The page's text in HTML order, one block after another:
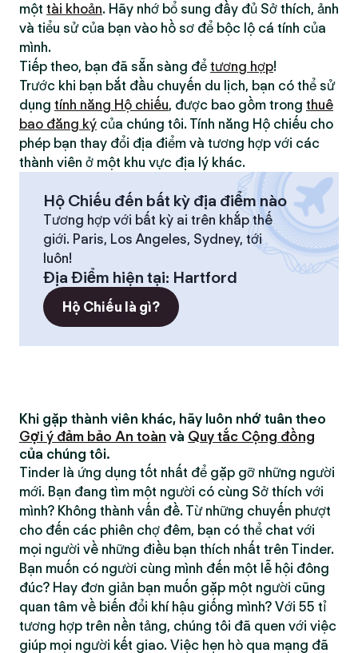
một tài khoản. Hãy nhớ bổ sung đầy đủ Sở thích, ảnh
và tiểu sử của bạn vào hồ sơ để bộc lộ cá tính của
mình.
Tiếp theo, bạn đã sẵn sàng để tương hợp!
Trước khi bạn bắt đầu chuyến du lịch, bạn có thể sử
dụng tính năng Hộ chiếu, được bao gồm trong thuê
bao đăng ký của chúng tôi. Tính năng Hộ chiếu cho
phép bạn thay đổi địa điểm và tương hợp với các
thành viên ở một khu vực địa lý khác.
Hộ Chiếu đến bất kỳ địa điểm nào
Tương hợp với bất kỳ ai trên khắp thế
giới. Paris, Los Angeles, Sydney, tới
luôn!
Địa Điểm hiện tại: Hartford
Hộ Chiếu là gì?
Khi gặp thành viên khác, hãy luôn nhớ tuân theo
Gợi ý đảm bảo An toàn và Quy tắc Cộng đồng
của chúng tôi.
Tinder là ứng dụng tốt nhất để gặp gỡ những người
mới. Bạn đang tìm một người có cùng Sở thích với
mình? Không thành vấn đề. Từ những chuyến phượt
cho đến các phiên chợ đêm, bạn có thể chat với
mọi người về những điều bạn thích nhất trên Tinder.
Bạn muốn có người cùng mình đến một lễ hội đông
đúc? Hay đơn giản bạn muốn gặp một người cũng
quan tâm về biến đổi khí hậu giống mình? Với 55 tỉ
tương hợp trên nền tảng, chúng tôi đã quen với việc
giúp mọi người kết giao. Việc hẹn hò qua mạng đã